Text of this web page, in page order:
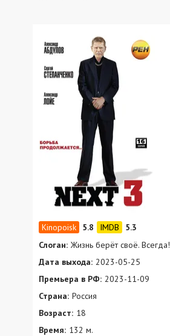
5.8
5.3
Слоган: Жизнь берёт своё. Всегда!
Дата выхода: 2023-05-25
Премьера в РФ: 2023-11-09
Страна: Россия
Возраст: 18
Время: 132 м.